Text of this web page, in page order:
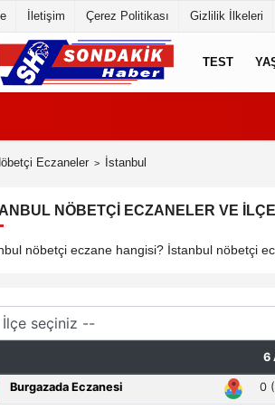
İletişim Çerez Politikası Gizlilik İlkeleri
TEST
Eczaneler İstanbul
NÖBETÇI ECZANELER VE
nöbetçi eczane hangisi? İstanbul nöbetçi